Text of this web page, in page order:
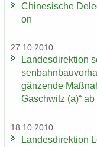
Chi­ne­si­sche
on
27.10.2010
Lan­des­di­rek­ti­on
gän­zen­de
Gaschwitz (a)“ ab
18.10.2010
Lan­des­di­rek­ti­on